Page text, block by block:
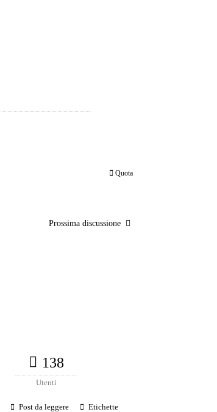
Quota
Prossima discussione
138
Utenti
Post da leggere Etichette